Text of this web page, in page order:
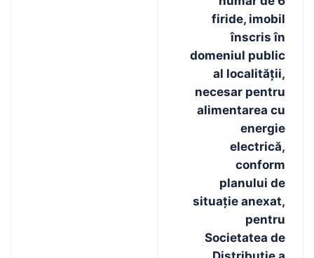
firide, imobil
înscris în
domeniul public
al localităţii,
necesar pentru
alimentarea cu
energie
electrică,
conform
planului de
situaţie anexat,
pentru
Societatea de